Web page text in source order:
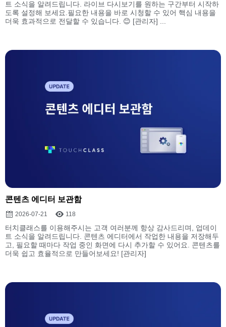
트 소식을 알려드립니다. 라이브 다시보기를 원하는 구간부터 시작하
도록 설정해 보세요.필요한 내용을 바로 시청할 수 있어 핵심 내용을
더욱 효과적으로 전달할 수 있습니다. 😊 [관리자] ...
콘텐츠 에디터 보관함
2026-07-21 118
터치클래스를 이용해주시는 고객 여러분께 항상 감사드리며, 업데이
트 소식을 알려드립니다. 콘텐츠 에디터에서 작업한 내용을 저장해두
고, 필요할 때마다 작업 중인 화면에 다시 추가할 수 있어요. 콘텐츠를
더욱 쉽고 효율적으로 만들어보세요! [관리자]